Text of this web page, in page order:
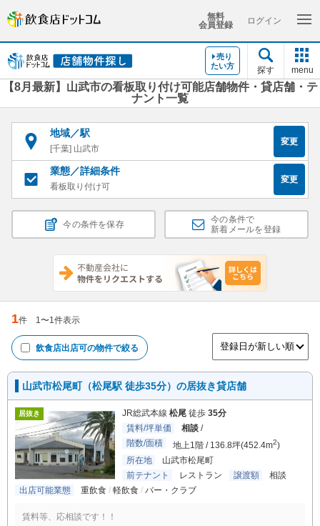
無料
会員登録
ログイン
売り
たい方
探す menu
【8月最新】山武市の看板取り付け可能店舗物件・貸店舗・テ
ナント一覧
地域／駅
[千葉] 山武市
変更
業態／詳細条件
看板取り付け可
変更
今の条件を保存
今の条件で
新着メールを登録
1件 1〜1件表示
飲食店出店可の物件で絞る
山武市松尾町（松尾駅 徒歩35分）の居抜き貸店舗
居抜き JR総武本線 松尾 徒歩 35分
賃料/坪単価
相談 /
階数/面積
地上1階 / 136.8坪(452.4m2)
所在地
山武市松尾町
前テナント
レストラン 譲渡額
相談
出店可能業態
重飲食 軽飲食 バー・クラブ
賃料等、応相談です！！